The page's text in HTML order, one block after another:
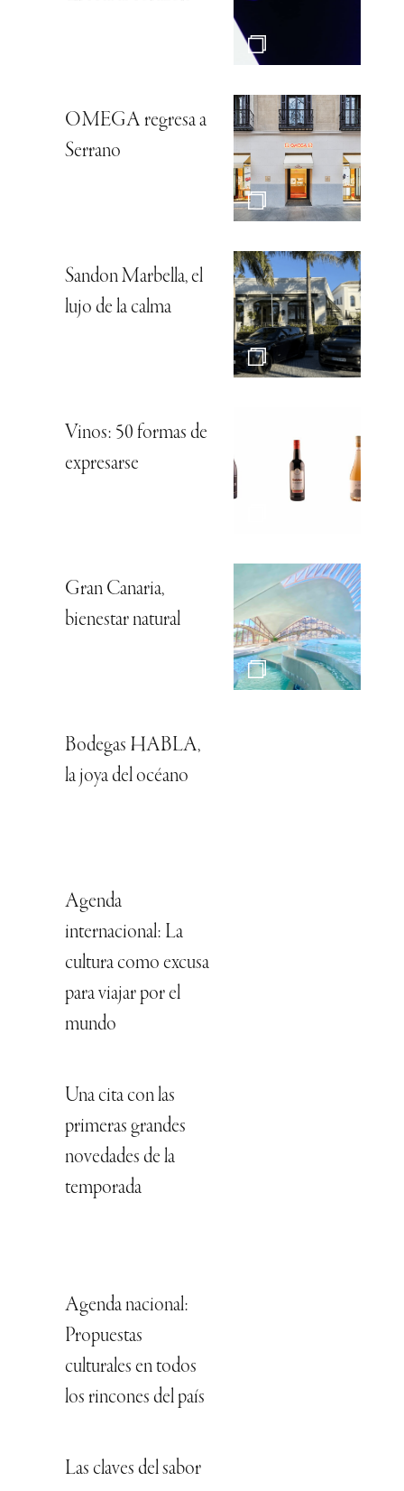
OMEGA regresa a
Serrano
Sandon Marbella, el
lujo de la calma
Vinos: 50 formas de
expresarse
Gran Canaria,
bienestar natural
Bodegas HABLA,
la joya del océano
Agenda
internacional: La
cultura como excusa
para viajar por el
mundo
Una cita con las
primeras grandes
novedades de la
temporada
Agenda nacional:
Propuestas
culturales en todos
los rincones del país
Las claves del sabor